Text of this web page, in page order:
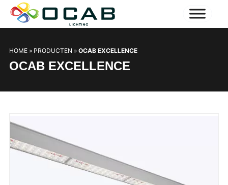
HOME» PRODUCTEN » OCAB EXCELLENCE
OCAB EXCELLENCE